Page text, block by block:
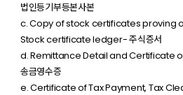
법인등기부등본사본
c. Copy of stock certificates proving
Stock certificate ledger- 주식증서
d. Remittance Detail and Certificate of
송금영수증
e. Certificate of Tax Payment, Tax